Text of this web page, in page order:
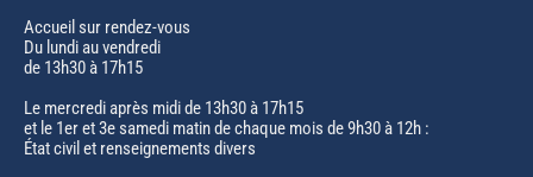
Accueil sur rendez-vous
Du lundi au vendredi
de 13h30 à 17h15
Le mercredi après midi de 13h30 à 17h15
et le 1er et 3e samedi matin de chaque mois de 9h30 à 12h :
État civil et renseignements divers